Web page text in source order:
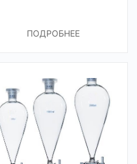
ПОДРОБНЕЕ